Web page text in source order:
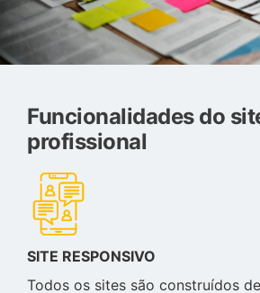
Funcionalidades do
profissional
SITE RESPONSIVO
Todos os sites são construídos